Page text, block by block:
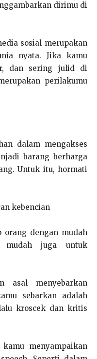
dirimu di
sosial merupakan
nyata. Jika kamu
dan sering julid di
perilakumu
dalam mengakses
barang berharga
Untuk itu, hormati
kebencian
orang dengan mudah
mudah juga untuk
asal menyebarkan
sebarkan adalah
kroscek dan kritis
menyampaikan